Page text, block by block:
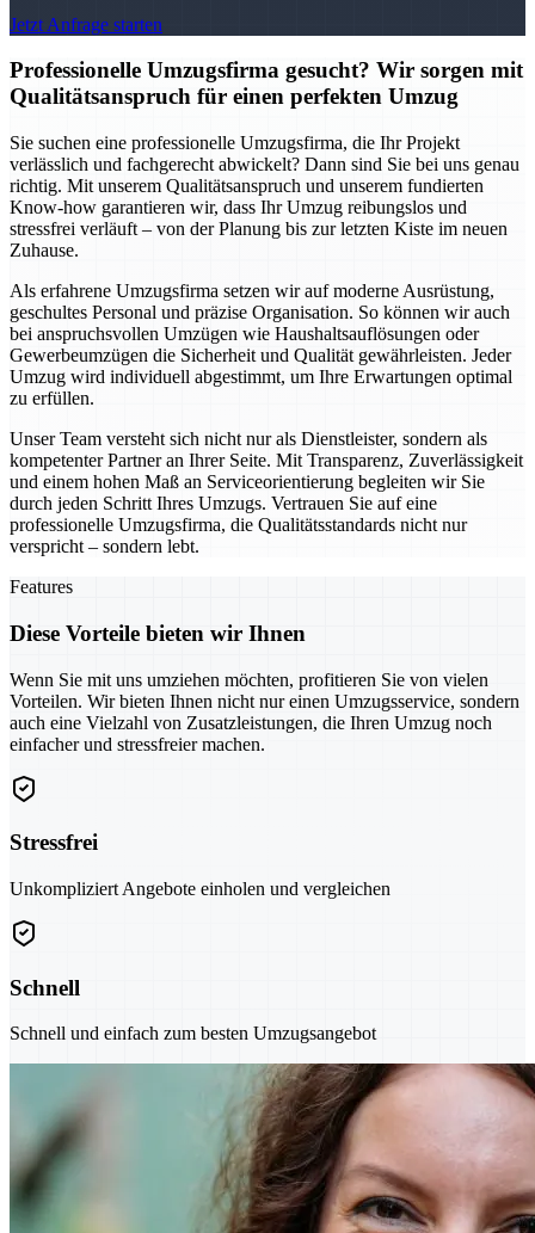
Jetzt Anfrage starten
Professionelle Umzugsfirma gesucht? Wir sorgen mit
Qualitätsanspruch für einen perfekten Umzug
Sie suchen eine professionelle Umzugsfirma, die Ihr Projekt
verlässlich und fachgerecht abwickelt? Dann sind Sie bei uns genau
richtig. Mit unserem Qualitätsanspruch und unserem fundierten
Know-how garantieren wir, dass Ihr Umzug reibungslos und
stressfrei verläuft – von der Planung bis zur letzten Kiste im neuen
Zuhause.
Als erfahrene Umzugsfirma setzen wir auf moderne Ausrüstung,
geschultes Personal und präzise Organisation. So können wir auch
bei anspruchsvollen Umzügen wie Haushaltsauflösungen oder
Gewerbeumzügen die Sicherheit und Qualität gewährleisten. Jeder
Umzug wird individuell abgestimmt, um Ihre Erwartungen optimal
zu erfüllen.
Unser Team versteht sich nicht nur als Dienstleister, sondern als
kompetenter Partner an Ihrer Seite. Mit Transparenz, Zuverlässigkeit
und einem hohen Maß an Serviceorientierung begleiten wir Sie
durch jeden Schritt Ihres Umzugs. Vertrauen Sie auf eine
professionelle Umzugsfirma, die Qualitätsstandards nicht nur
verspricht – sondern lebt.
Features
Diese Vorteile bieten wir Ihnen
Wenn Sie mit uns umziehen möchten, profitieren Sie von vielen
Vorteilen. Wir bieten Ihnen nicht nur einen Umzugsservice, sondern
auch eine Vielzahl von Zusatzleistungen, die Ihren Umzug noch
einfacher und stressfreier machen.
Stressfrei
Unkompliziert Angebote einholen und vergleichen
Schnell
Schnell und einfach zum besten Umzugsangebot